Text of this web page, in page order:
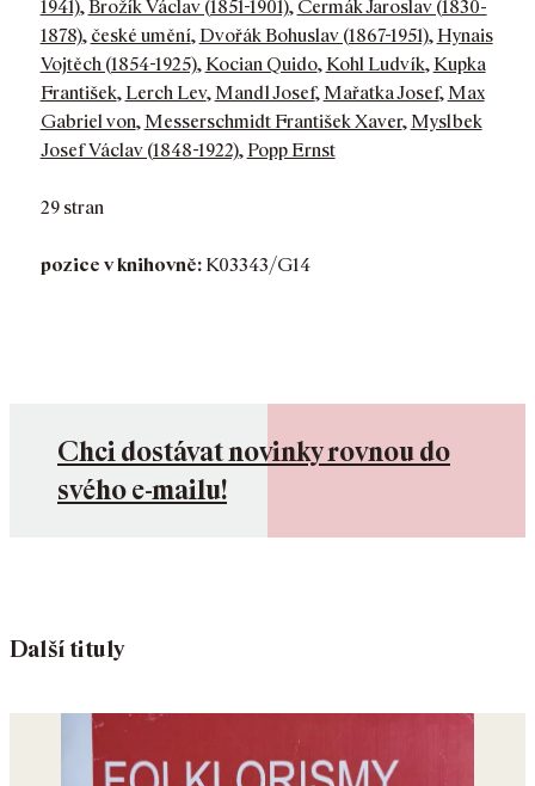
1941), Brožík Václav (1851-1901), Čermák Jaroslav (1830-
1878), české umění, Dvořák Bohuslav (1867-1951), Hynais
Vojtěch (1854-1925), Kocian Quido, Kohl Ludvík, Kupka
František, Lerch Lev, Mandl Josef, Mařatka Josef, Max
Gabriel von, Messerschmidt František Xaver, Myslbek
Josef Václav (1848-1922), Popp Ernst
29 stran
pozice v knihovně:K03343/G14
Chci dostávat novinky rovnou do
svého e-mailu!
Další tituly